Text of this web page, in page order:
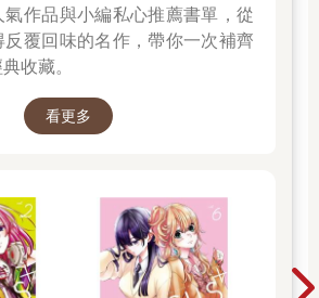
作品與小編私心推薦書單，從
反覆回味的名作，帶你一次補齊
收藏。
看更多